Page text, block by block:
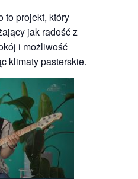
to projekt, który
jak radość z
i możliwość
klimaty pasterskie.